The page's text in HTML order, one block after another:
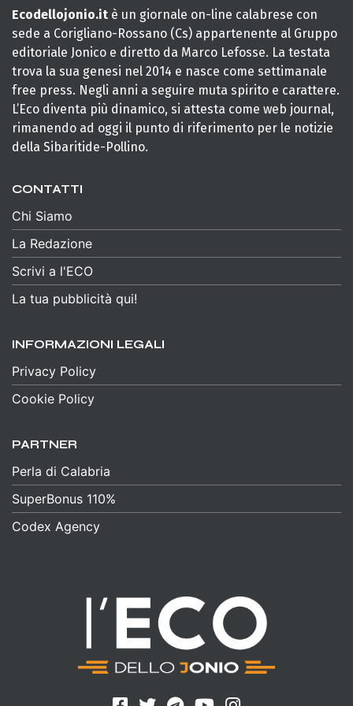
Ecodellojonio.it è un giornale on-line calabrese con
sede a Corigliano-Rossano (Cs) appartenente al Gruppo
editoriale Jonico e diretto da Marco Lefosse. La testata
trova la sua genesi nel 2014 e nasce come settimanale
free press. Negli anni a seguire muta spirito e carattere.
L’Eco diventa più dinamico, si attesta come web journal,
rimanendo ad oggi il punto di riferimento per le notizie
della Sibaritide-Pollino.
CONTATTI
Chi Siamo
La Redazione
Scrivi a l'ECO
La tua pubblicità qui!
INFORMAZIONI LEGALI
Privacy Policy
Cookie Policy
PARTNER
Perla di Calabria
SuperBonus 110%
Codex Agency